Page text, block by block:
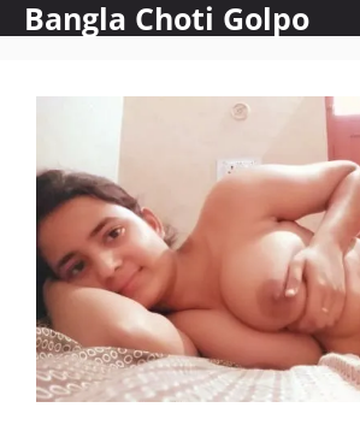
Skip
to
Bangla Choti Golpo